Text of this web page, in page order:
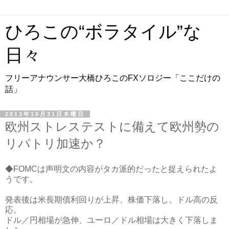
ひろこの“ボラタイル”な
日々
フリーアナウンサー大橋ひろこのFXソロジー「ここだけの
話」
2013年10月31日木曜日
欧州ストレステストに備えて欧州勢の
リパトリ加速か？
◆FOMCは声明文の内容がタカ派的だったと捉えられたよ
うです。
発表後は米長期債利回りが上昇、株価下落し、ドル高の反
応。
ドル／円相場が急伸、ユーロ／ドル相場は大きく下落しま